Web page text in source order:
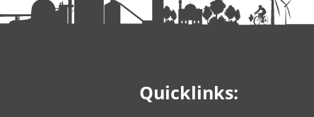
Quicklinks: